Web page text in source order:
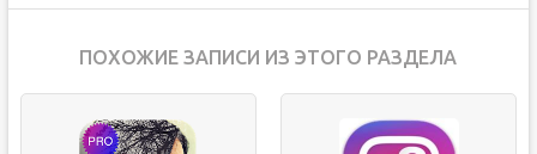
ПОХОЖИЕ ЗАПИСИ ИЗ ЭТОГО РАЗДЕЛА